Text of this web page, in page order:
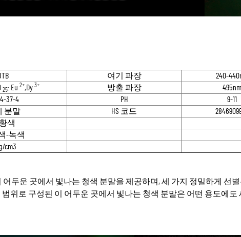
여기 파장
240-
25: Eu 2+,Dy 3+ 방출 파장
495nm
37-4 PH
9-11
분말 HS 코드
색
-녹색
cm3
어두운 곳에서 빛나는 청색 분말을 제공하며, 세 가지 정밀하게 선
범위로 구성된 이 어두운 곳에서 빛나는 청색 분말은 어떤 용도에도